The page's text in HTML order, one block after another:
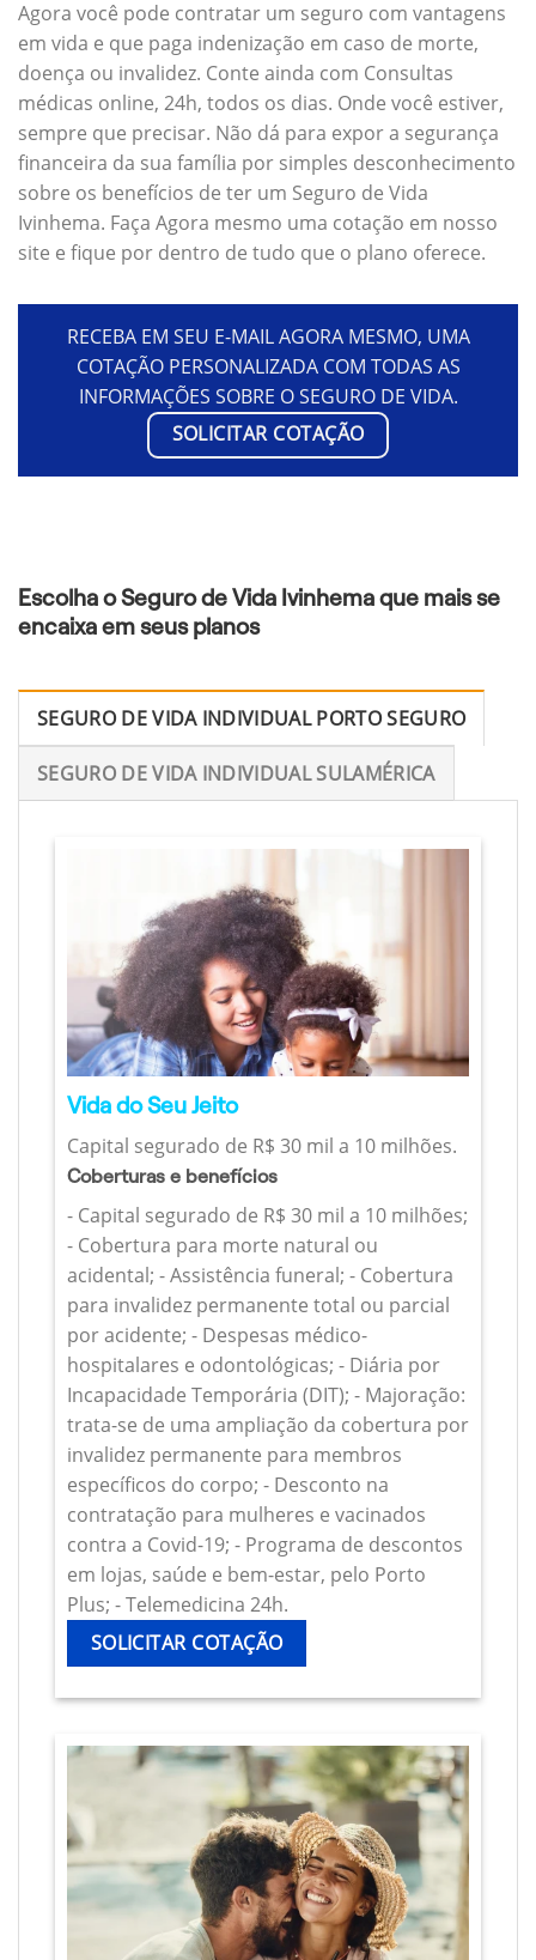
Agora você pode contratar um seguro com vantagens
em vida e que paga indenização em caso de morte,
doença ou invalidez. Conte ainda com Consultas
médicas online, 24h, todos os dias. Onde você estiver,
sempre que precisar. Não dá para expor a segurança
financeira da sua família por simples desconhecimento
sobre os benefícios de ter um Seguro de Vida
Ivinhema. Faça Agora mesmo uma cotação em nosso
site e fique por dentro de tudo que o plano oferece.
RECEBA EM SEU E-MAIL AGORA MESMO, UMA
COTAÇÃO PERSONALIZADA COM TODAS AS
INFORMAÇÕES SOBRE O SEGURO DE VIDA.
SOLICITAR COTAÇÃO
Escolha o Seguro de Vida Ivinhema que mais se
encaixa em seus planos
SEGURO DE VIDA INDIVIDUAL PORTO SEGURO
SEGURO DE VIDA INDIVIDUAL SULAMÉRICA
Vida do Seu Jeito
Capital segurado de R$ 30 mil a 10 milhões.
Coberturas e benefícios
- Capital segurado de R$ 30 mil a 10 milhões;
- Cobertura para morte natural ou
acidental; - Assistência funeral; - Cobertura
para invalidez permanente total ou parcial
por acidente; - Despesas médico-
hospitalares e odontológicas; - Diária por
Incapacidade Temporária (DIT); - Majoração:
trata-se de uma ampliação da cobertura por
invalidez permanente para membros
específicos do corpo; - Desconto na
contratação para mulheres e vacinados
contra a Covid-19; - Programa de descontos
em lojas, saúde e bem-estar, pelo Porto
Plus; - Telemedicina 24h.
SOLICITAR COTAÇÃO